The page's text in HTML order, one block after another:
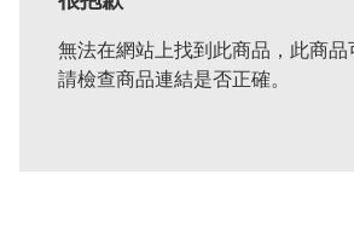
無法在網站上找到此商品，此商品
請檢查商品連結是否正確。